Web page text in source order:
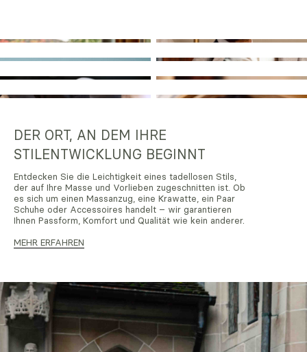
DER ORT, AN DEM IHRE
STILENTWICKLUNG BEGINNT
Entdecken Sie die Leichtigkeit eines tadellosen Stils,
der auf Ihre Masse und Vorlieben zugeschnitten ist. Ob
es sich um einen Massanzug, eine Krawatte, ein Paar
Schuhe oder Accessoires handelt – wir garantieren
Ihnen Passform, Komfort und Qualität wie kein anderer.
MEHR ERFAHREN